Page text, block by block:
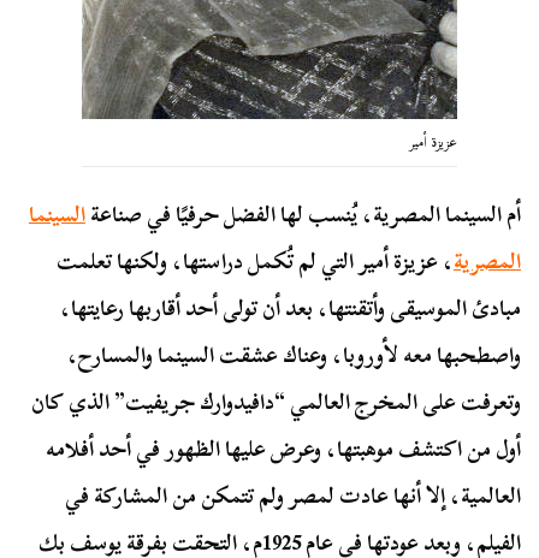
عزيزة أمير
أم السينما المصرية، يُنسب لها الفضل حرفيًا في صناعةالسينما
المصرية، عزيزة أمير التي لم تُكمل دراستها، ولكنها تعلمت
مبادئ الموسيقى وأتقنتها، بعد أن تولى أحد أقاربها رعايتها،
واصطحبها معه لأوروبا، وعناك عشقت السينما والمسارح،
وتعرفت على المخرج العالمي “دافيدوارك جريفيت” الذي كان
أول من اكتشف موهبتها، وعرض عليها الظهور في أحد أفلامه
العالمية، إلا أنها عادت لمصر ولم تتمكن من المشاركة في
الفيلم، وبعد عودتها في عام 1925م، التحقت بفرقة يوسف بك